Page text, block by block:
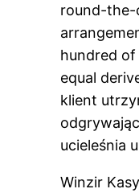
round-the-
hundred
equal
klient
ucieleśnia
Winzir